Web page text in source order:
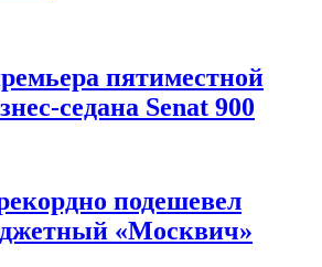
пятиместной
седана Senat 900
подешевел
«Москвич»